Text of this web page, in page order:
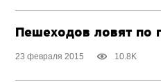
Пешеходов ловят по
23 февраля 2015 10.8K